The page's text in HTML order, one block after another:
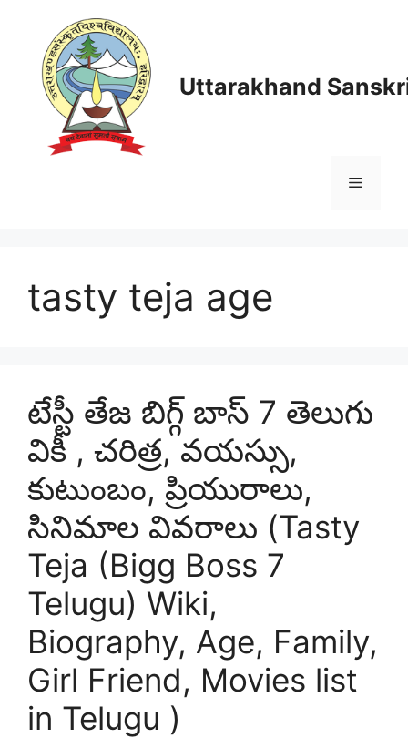
content
Uttarakhand
Menu
tasty teja age
టేస్టీ తేజ బిగ్గ్ బాస్ 7 తెలుగు
వికీ , చరిత్ర, వయస్సు,
కుటుంబం, ప్రియురాలు,
సినిమాల వివరాలు (Tasty
Teja (Bigg Boss 7
Telugu) Wiki,
Biography, Age, Family,
Girl Friend, Movies list
in Telugu )